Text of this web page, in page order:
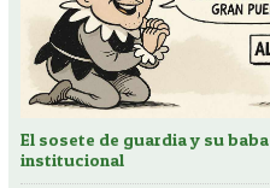
El sosete de guardia y su baba
institucional